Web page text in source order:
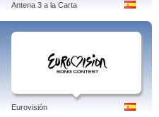
Antena 3 a la Carta
Eurovisión